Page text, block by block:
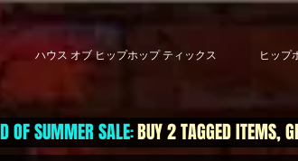
ハウス オブ ヒップホップ ティックス ヒップ
OF SUMMER SALE:BUY 2 TAGGED ITEMS,